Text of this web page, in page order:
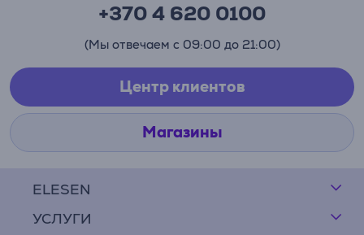
ELESEN
УСЛУГИ
+370 4 620 0100
(Мы отвечаем с 09:00 до 21:00)
Центр клиентов
Магазины